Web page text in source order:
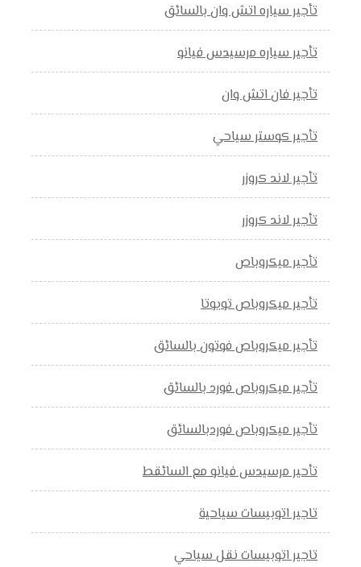
تأجير سياره اتش وان بالسائق
تأجير سياره مرسيدس فيانو
تأجير فان اتش وان
تأجير كوستر سياحي
تأجير لاند كروزر
تأجير لاند كروزر
تأجير ميكروباص
تأجير ميكروباص تويوتا
تأجير ميكروباص فوتون بالسائق
تأجير ميكروباص فورد بالسائق
تأجير ميكروباص فوردبالسائق
تأحير مرسيدس فيانو مع السائقط
تاجير اتوبيسات سياحية
تاجير اتوبيسات نقل سياحي